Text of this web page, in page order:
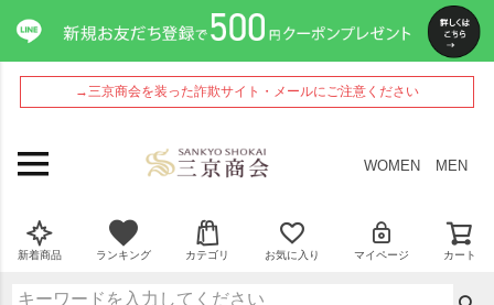
→三京商会を装った詐欺サイト・メールにご注意ください
WOMEN MEN
新着商品 ランキング カテゴリ お気に入り マイページ カート
ペー
ジト
ップ
へ